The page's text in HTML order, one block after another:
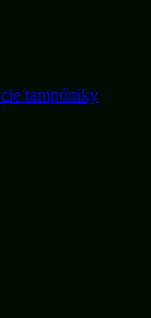
tampóniky